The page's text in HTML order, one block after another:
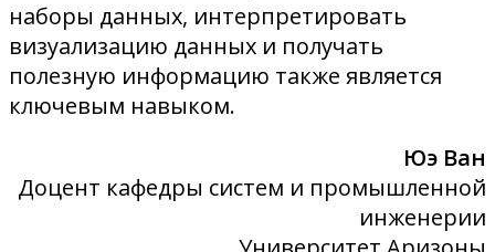
наборы данных, интерпретировать
визуализацию данных и получать
полезную информацию также является
ключевым навыком.
Юэ Ван
Доцент кафедры систем и промышленной
инженерии